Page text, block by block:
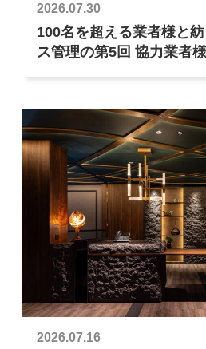
2026.07.30
100名を超える業者様と
ス管理の第5回 協力業者
2026.07.16